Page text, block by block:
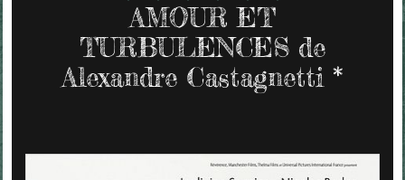
AMOUR ET
TURBULENCES de
Alexandre Castagnetti *